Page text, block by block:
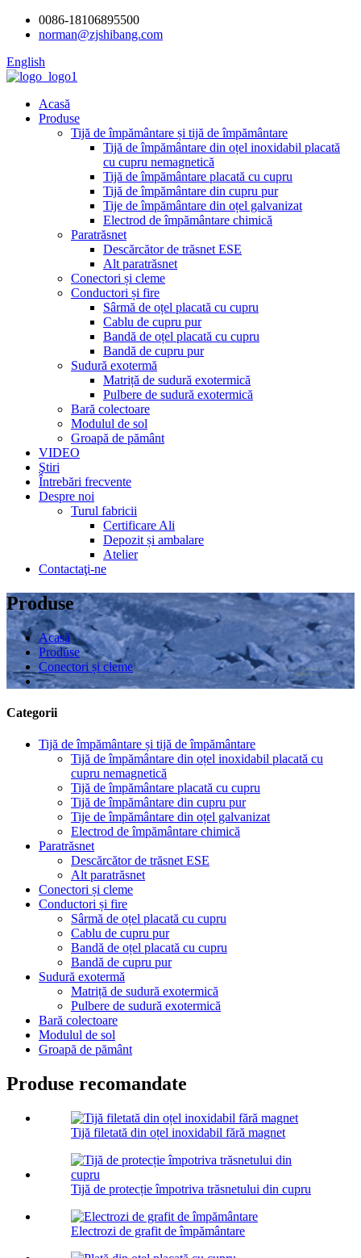
0086-18106895500
norman@zjshibang.com
English
Acasă
Produse
Tijă de împământare și tijă de împământare
Tijă de împământare din oțel inoxidabil placată
cu cupru nemagnetică
Tijă de împământare placată cu cupru
Tijă de împământare din cupru pur
Tije de împământare din oțel galvanizat
Electrod de împământare chimică
Paratrăsnet
Descărcător de trăsnet ESE
Alt paratrăsnet
Conectori și cleme
Conductori și fire
Sârmă de oțel placată cu cupru
Cablu de cupru pur
Bandă de oțel placată cu cupru
Bandă de cupru pur
Sudură exotermă
Matriță de sudură exotermică
Pulbere de sudură exotermică
Bară colectoare
Modulul de sol
Groapă de pământ
VIDEO
Ştiri
Întrebări frecvente
Despre noi
Turul fabricii
Certificare Ali
Depozit și ambalare
Atelier
Contactaţi-ne
Produse
Acasă
Produse
Conectori și cleme
Categorii
Tijă de împământare și tijă de împământare
Tijă de împământare din oțel inoxidabil placată cu
cupru nemagnetică
Tijă de împământare placată cu cupru
Tijă de împământare din cupru pur
Tije de împământare din oțel galvanizat
Electrod de împământare chimică
Paratrăsnet
Descărcător de trăsnet ESE
Alt paratrăsnet
Conectori și cleme
Conductori și fire
Sârmă de oțel placată cu cupru
Cablu de cupru pur
Bandă de oțel placată cu cupru
Bandă de cupru pur
Sudură exotermă
Matriță de sudură exotermică
Pulbere de sudură exotermică
Bară colectoare
Modulul de sol
Groapă de pământ
Produse recomandate
Tijă filetată din oțel inoxidabil fără magnet
Tijă de protecție împotriva trăsnetului din cupru
Electrozi de grafit de împământare